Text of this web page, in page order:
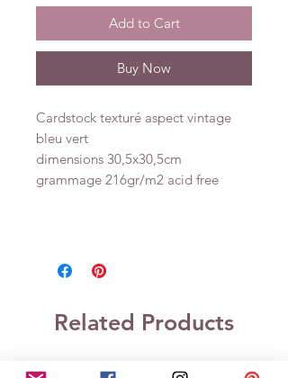
Add to Cart
Buy Now
Cardstock texturé aspect vintage
bleu vert
dimensions 30,5x30,5cm
grammage 216gr/m2 acid free
Related Products